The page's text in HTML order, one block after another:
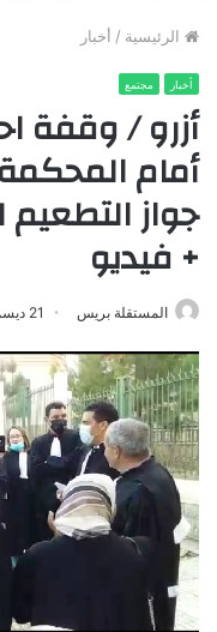
الرئيسية / أخبار
أخبار مجتمع
أزرو / وقفة
أمام
جواز
+ فيديو
المستقلة بريس 21 ديسمبر، 2021